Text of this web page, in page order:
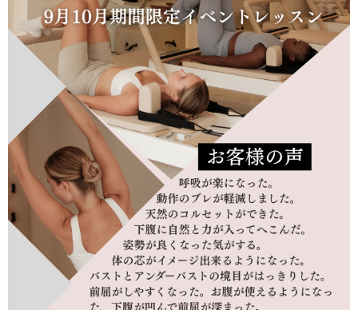
セミナー開催
スタッフブログ
ご入会のご予約
お問い合わせ
採用情報
プライバシーポリシー